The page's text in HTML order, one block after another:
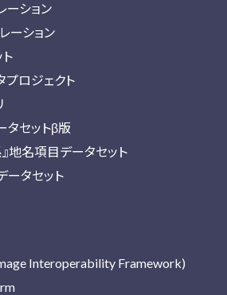
ーション
ーション
ロジェクト
セットβ版
地名項目データセット
タセット
Interoperability Framework)